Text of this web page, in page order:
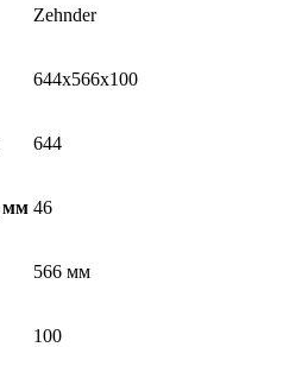
Zehnder
644x566x100
644
мм 46
566 мм
100